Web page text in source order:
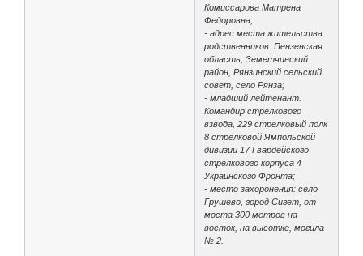
Комиссарова Матрена
Федоровна;
- адрес места жительства
родственников: Пензенская
область, Земетчинский
район, Рянзинский сельский
совет, село Рянза;
- младший лейтенант.
Командир стрелкового
взвода, 229 стрелковый полк
8 стрелковой Ямпольской
дивизии 17 Гвардейского
стрелкового корпуса 4
Украинского Фронта;
- место захоронения: село
Грушево, город Сигет, от
моста 300 метров на
восток, на высотке, могила
№ 2.